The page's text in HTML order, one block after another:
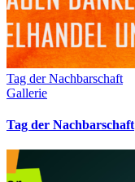
Tag der Nachbarschaft
Gallerie
Tag der Nachbarschaft